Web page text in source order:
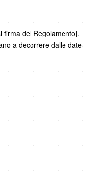
firma del Regolamento].
a decorrere dalle date